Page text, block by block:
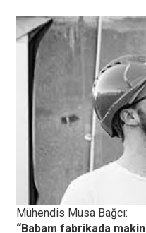
Mühendis Musa Bağcı:
“Babam fabrikada